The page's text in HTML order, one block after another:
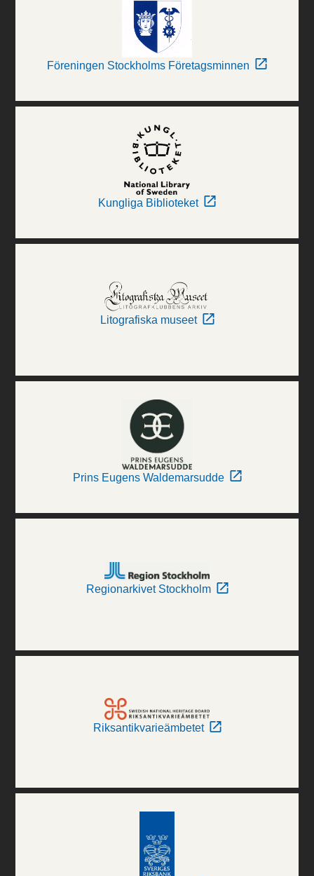
Föreningen Stockholms Företagsminnen
Kungliga Biblioteket
Litografiska museet
Prins Eugens Waldemarsudde
Regionarkivet Stockholm
Riksantikvarieämbetet